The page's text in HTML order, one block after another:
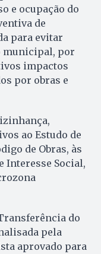
e ocupação do
de
para evitar
municipal, por
impactos
por obras e
ao Estudo de
de Obras, às
Interesse Social,
do
pela
aprovado para